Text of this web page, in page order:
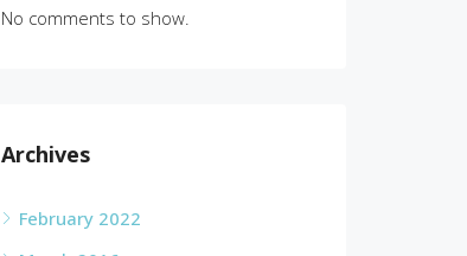
No comments to show.
Archives
February 2022